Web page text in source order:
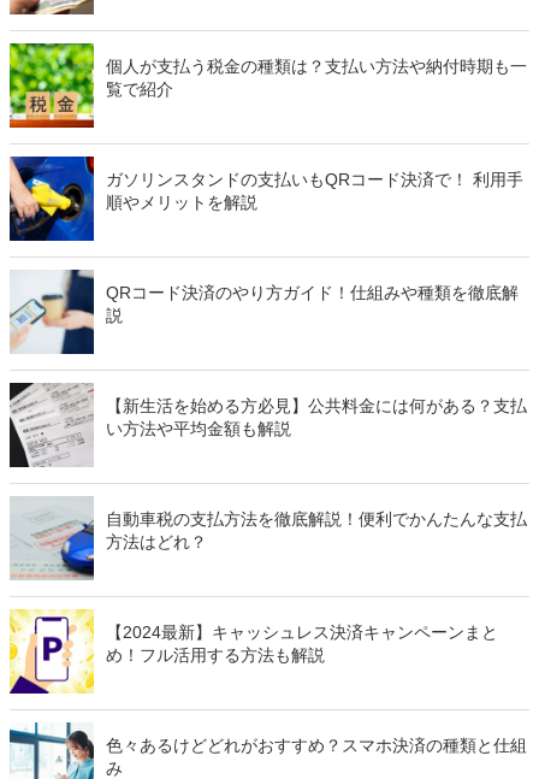
個人が支払う税金の種類は？支払い方法や納付時期も一
覧で紹介
ガソリンスタンドの支払いもQRコード決済で！ 利用手
順やメリットを解説
QRコード決済のやり方ガイド！仕組みや種類を徹底解
説
【新生活を始める方必見】公共料金には何がある？支払
い方法や平均金額も解説
自動車税の支払方法を徹底解説！便利でかんたんな支払
方法はどれ？
【2024最新】キャッシュレス決済キャンペーンまと
め！フル活用する方法も解説
色々あるけどどれがおすすめ？スマホ決済の種類と仕組
み